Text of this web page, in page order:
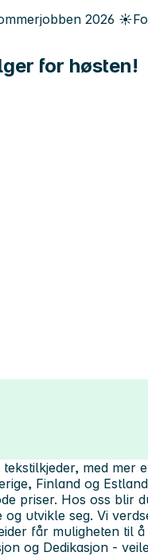
2026 ☀️
for høsten!
med mer
Finland og
priser. Hos oss blir
utvikle seg. Vi
får muligheten til
og Dedikasjon -